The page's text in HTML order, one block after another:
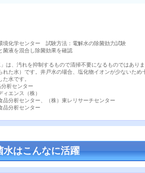
境化学センター 試験方法：電解水の除菌効力試験
菌液を混合し除菌効果を確認
」は、汚れを抑制するもので清掃不要になるものではあ
れた水）です。井戸水の場合、塩化物イオンが少ないため
水です。
析センター
エンス（株）
品分析センター、（株）東レリサーチセンター
品分析センター
水はこんなに活躍